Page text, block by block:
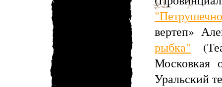
вертеп»
рыбка"
Московкая
Уральский